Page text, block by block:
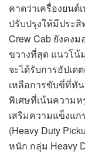
คาดว่าเครื่องยนต์
ปรับปรุงให้มีประ
Crew Cab ยังคง
ขวางที่สุด แนวโน้
จะได้รับการอัปเด
เหลือการขับขี่ที่ทั
พิเศษที่เน้นความ
เสริมความแข็งแ
(Heavy Duty
หนัก กลุ่ม Heavy